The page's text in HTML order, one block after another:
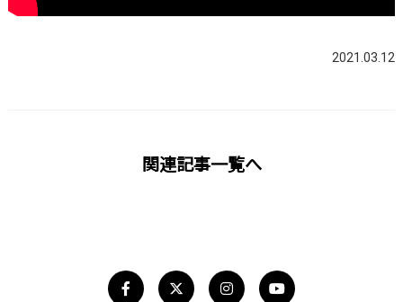
2021.03.12
関連記事一覧へ